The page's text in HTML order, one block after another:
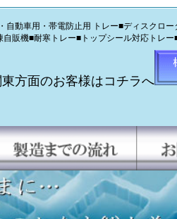
動車用・帯電防止用 トレー■ディスクロ
販機■耐寒トレー■トップシール対応トレ
東方面のお客様はコチラへ